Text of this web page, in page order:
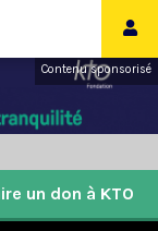
Contenu sponsorisé
un don à KTO